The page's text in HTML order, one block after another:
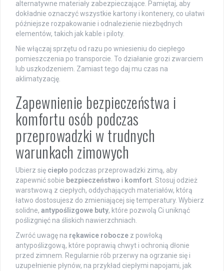
alternatywne materiały zabezpieczające. Pamiętaj, aby
dokładnie oznaczyć wszystkie kartony i kontenery, co ułatwi
późniejsze rozpakowanie i odnalezienie niezbędnych
elementów, takich jak kable i piloty.
Nie włączaj sprzętu od razu po wniesieniu do ciepłego
pomieszczenia po transporcie. To działanie grozi zwarciem
lub uszkodzeniem. Zamiast tego daj mu czas na
aklimatyzację.
Zapewnienie bezpieczeństwa i
komfortu osób podczas
przeprowadzki w trudnych
warunkach zimowych
Ubierz się ciepło podczas przeprowadzki zimą, aby
zapewnić sobie bezpieczeństwo i komfort. Stosuj odzież
warstwową z ciepłych, oddychających materiałów, którą
łatwo dostosujesz do zmieniającej się temperatury. Wybierz
solidne, antypoślizgowe buty, które pozwolą Ci uniknąć
poślizgnięć na śliskich nawierzchniach.
Zwróć uwagę na rękawice robocze z powłoką
antypoślizgową, które poprawią chwyt i ochronią dłonie
przed zimnem. Regularnie rób przerwy na ogrzanie się i
uzupełnienie płynów, na przykład ciepłymi napojami, jak